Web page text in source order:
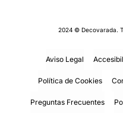
Aviso Legal
Política de Cookies
Preguntas Frecuentes
2024 © Decovarada.